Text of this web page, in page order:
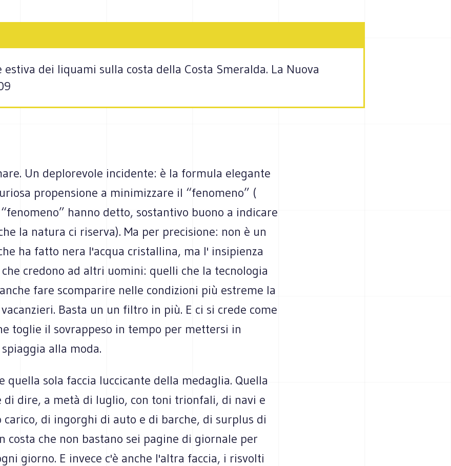
estiva dei liquami sulla costa della Costa Smeralda. La Nuova
Un deplorevole incidente: è la formula elegante
propensione a minimizzare il “fenomeno” (
hanno detto, sostantivo buono a indicare
la natura ci riserva). Ma per precisione: non è un
ha fatto nera l'acqua cristallina, ma l' insipienza
credono ad altri uomini: quelli che la tecnologia
fare scomparire nelle condizioni più estreme la
Basta un un filtro in più. E ci si crede come
toglie il sovrappeso in tempo per mettersi in
alla moda.
quella sola faccia luccicante della medaglia. Quella
di dire, a metà di luglio, con toni trionfali, di navi e
carico, di ingorghi di auto e di barche, di surplus di
costa che non bastano sei pagine di giornale per
giorno. E invece c'è anche l'altra faccia, i risvolti